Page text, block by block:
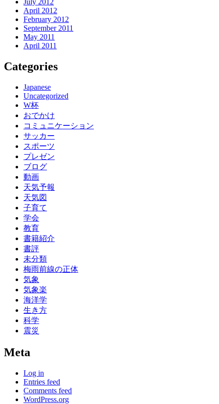
July 2012
April 2012
February 2012
September 2011
May 2011
April 2011
Categories
Japanese
Uncategorized
W杯
おでかけ
コミュニケーション
サッカー
スポーツ
プレゼン
ブログ
動画
天気予報
天気図
子育て
学会
教育
書籍紹介
書評
未分類
梅雨前線の正体
気象
気象楽
海洋学
生き方
科学
震災
Meta
Log in
Entries feed
Comments feed
WordPress.org